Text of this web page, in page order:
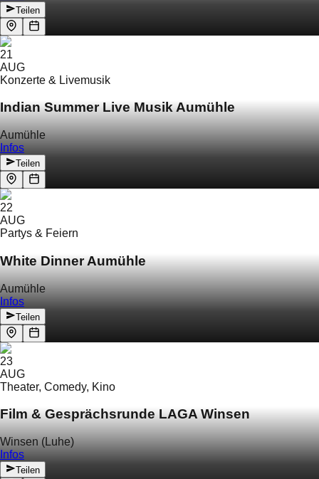
Teilen
21
AUG
Konzerte & Livemusik
Indian Summer Live Musik Aumühle
Aumühle
Infos
Teilen
22
AUG
Partys & Feiern
White Dinner Aumühle
Aumühle
Infos
Teilen
23
AUG
Theater, Comedy, Kino
Film & Gesprächsrunde LAGA Winsen
Winsen (Luhe)
Infos
Teilen